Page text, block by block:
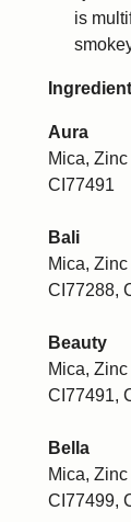
is
Aura
Mica,
CI77491
Bali
Mica,
CI77288,
Beauty
Mica,
CI77491,
Bella
Mica,
CI77499,